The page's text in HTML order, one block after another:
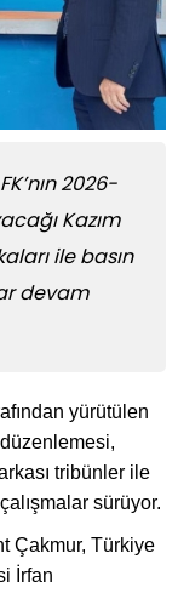
2026-
Kazım
ile basın
devam
yürütülen
tribünler ile
sürüyor.
Çakmur, Türkiye
İrfan